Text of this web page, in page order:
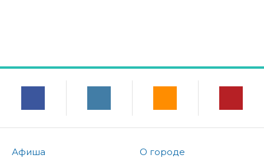
Афиша
О городе